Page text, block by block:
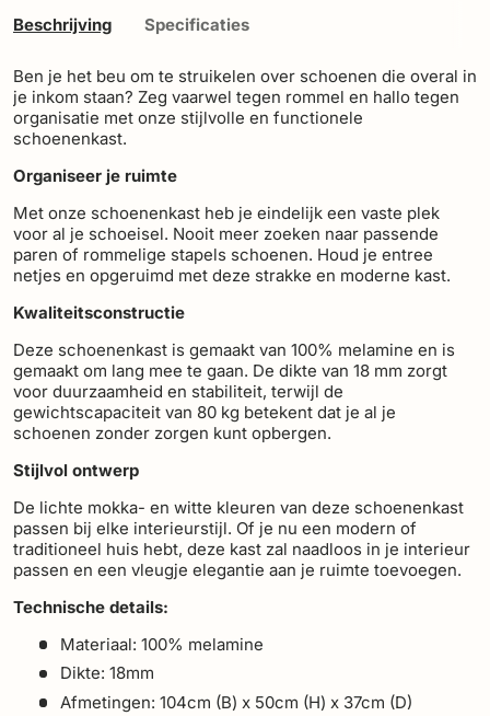
Beschrijving Specificaties
Ben je het beu om te struikelen over schoenen die overal in
je inkom staan? Zeg vaarwel tegen rommel en hallo tegen
organisatie met onze stijlvolle en functionele
schoenenkast.
Organiseer je ruimte
Met onze schoenenkast heb je eindelijk een vaste plek
voor al je schoeisel. Nooit meer zoeken naar passende
paren of rommelige stapels schoenen. Houd je entree
netjes en opgeruimd met deze strakke en moderne kast.
Kwaliteitsconstructie
Deze schoenenkast is gemaakt van 100% melamine en is
gemaakt om lang mee te gaan. De dikte van 18 mm zorgt
voor duurzaamheid en stabiliteit, terwijl de
gewichtscapaciteit van 80 kg betekent dat je al je
schoenen zonder zorgen kunt opbergen.
Stijlvol ontwerp
De lichte mokka- en witte kleuren van deze schoenenkast
passen bij elke interieurstijl. Of je nu een modern of
traditioneel huis hebt, deze kast zal naadloos in je interieur
passen en een vleugje elegantie aan je ruimte toevoegen.
Technische details:
Materiaal: 100% melamine
Dikte: 18mm
Afmetingen: 104cm (B) x 50cm (H) x 37cm (D)